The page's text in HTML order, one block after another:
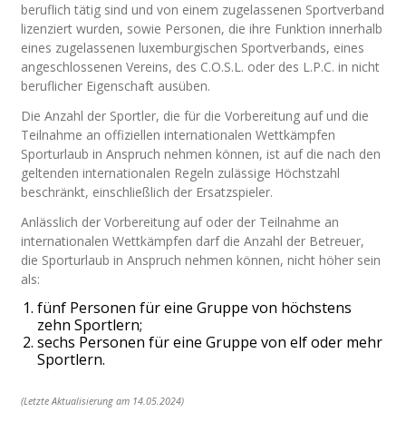
beruflich tätig sind und von einem zugelassenen Sportverband
lizenziert wurden, sowie Personen, die ihre Funktion innerhalb
eines zugelassenen luxemburgischen Sportverbands, eines
angeschlossenen Vereins, des C.O.S.L. oder des L.P.C. in nicht
beruflicher Eigenschaft ausüben.
Die Anzahl der Sportler, die für die Vorbereitung auf und die
Teilnahme an offiziellen internationalen Wettkämpfen
Sporturlaub in Anspruch nehmen können, ist auf die nach den
geltenden internationalen Regeln zulässige Höchstzahl
beschränkt, einschließlich der Ersatzspieler.
Anlässlich der Vorbereitung auf oder der Teilnahme an
internationalen Wettkämpfen darf die Anzahl der Betreuer,
die Sporturlaub in Anspruch nehmen können, nicht höher sein
als:
fünf Personen für eine Gruppe von höchstens
zehn Sportlern;
sechs Personen für eine Gruppe von elf oder mehr
Sportlern.
(Letzte Aktualisierung am 14.05.2024)